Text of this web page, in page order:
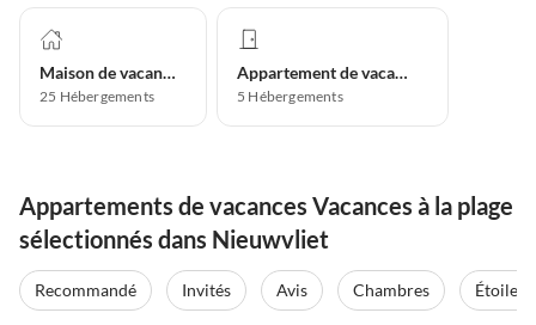
Maison de vacances
25 Hébergements
Appartement de vacances
5 Hébergements
Appartements de vacances Vacances à la plage
sélectionnés dans Nieuwvliet
Recommandé Invités Avis Chambres Étoiles
Meilleure
Annonce